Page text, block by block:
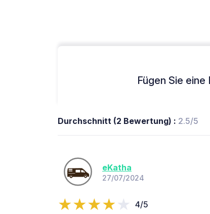
Fügen Sie
Durchschnitt (2 Bewertung) : 2.5/5
eKatha
27/07/2024
4/5